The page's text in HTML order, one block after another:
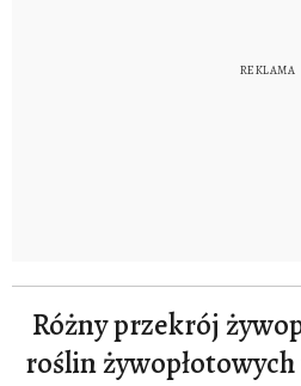
Różny przekrój
roślin